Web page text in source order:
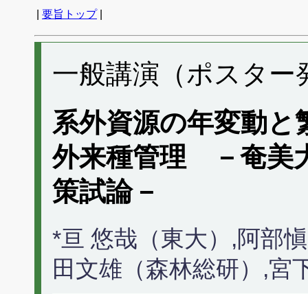
要旨トップ|
一般講演（ポスター
系外資源の年変動と
外来種管理 －奄美
策試論－
*亘 悠哉（東大）,阿部
田文雄（森林総研）,宮